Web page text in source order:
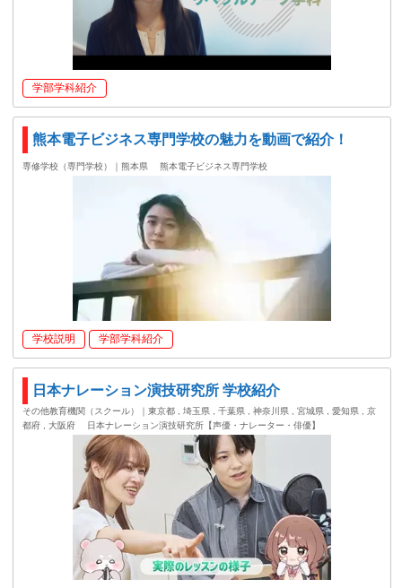
学部学科紹介
熊本電子ビジネス専門学校の魅力を動画で紹介！
専修学校（専門学校）｜熊本県 熊本電子ビジネス専門学校
学校説明 学部学科紹介
日本ナレーション演技研究所 学校紹介
その他教育機関（スクール）｜東京都 , 埼玉県 , 千葉県 , 神奈川県 , 宮城県 , 愛知県 , 京
都府 , 大阪府
日本ナレーション演技研究所【声優・ナレーター・俳優】